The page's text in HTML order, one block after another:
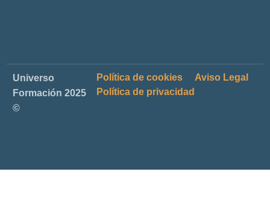
Universo
Formación 2025
©
Política de cookies
Aviso Legal
Política de privacidad